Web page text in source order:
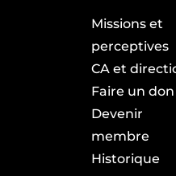
Missions et
perceptives
CA et
Faire un don
Devenir
membre
Historique